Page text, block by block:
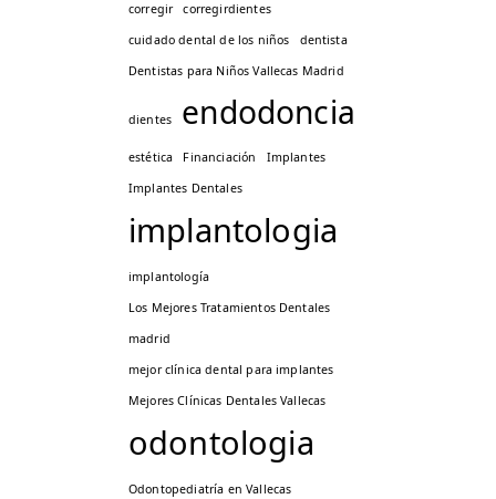
corregir
corregirdientes
cuidado dental de los niños
dentista
Dentistas para Niños Vallecas Madrid
dientes endodoncia
estética Financiación
Implantes
Implantes Dentales
implantologia
implantología
Los Mejores Tratamientos Dentales
madrid
mejor clínica dental para implantes
Mejores Clínicas Dentales Vallecas
odontologia
Odontopediatría en Vallecas